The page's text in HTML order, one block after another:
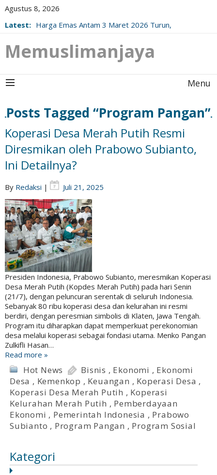
Agustus 8, 2026
Latest: Harga Emas Antam 3 Maret 2026 Turun,
Memuslimanjaya
Menu
Posts Tagged “Program Pangan”
Koperasi Desa Merah Putih Resmi
Diresmikan oleh Prabowo Subianto,
Ini Detailnya?
By Redaksi | Juli 21, 2025
Presiden Indonesia, Prabowo Subianto, meresmikan Koperasi
Desa Merah Putih (Kopdes Merah Putih) pada hari Senin
(21/7), dengan peluncuran serentak di seluruh Indonesia.
Sebanyak 80 ribu koperasi desa dan kelurahan ini resmi
berdiri, dengan peresmian simbolis di Klaten, Jawa Tengah.
Program itu diharapkan dapat memperkuat perekonomian
desa melalui koperasi sebagai fondasi utama. Menko Pangan
Zulkifli Hasan…
Read more »
Hot News Bisnis , Ekonomi , Ekonomi
Desa , Kemenkop , Keuangan , Koperasi Desa ,
Koperasi Desa Merah Putih , Koperasi
Kelurahan Merah Putih , Pemberdayaan
Ekonomi , Pemerintah Indonesia , Prabowo
Subianto , Program Pangan , Program Sosial
Kategori